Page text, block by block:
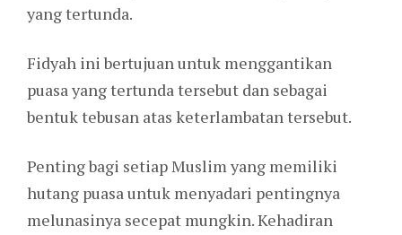
yang tertunda.
Fidyah ini bertujuan untuk menggantikan
puasa yang tertunda tersebut dan sebagai
bentuk tebusan atas keterlambatan tersebut.
Penting bagi setiap Muslim yang memiliki
hutang puasa untuk menyadari pentingnya
melunasinya secepat mungkin. Kehadiran